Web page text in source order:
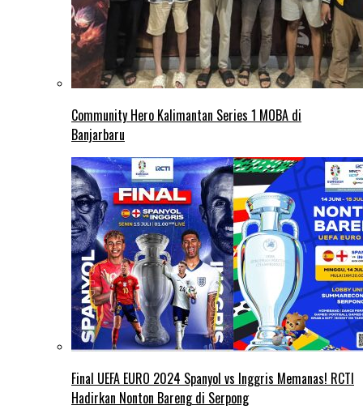
Community Hero Kalimantan Series 1 MOBA di
Banjarbaru
Final UEFA EURO 2024 Spanyol vs Inggris Memanas! RCTI
Hadirkan Nonton Bareng di Serpong